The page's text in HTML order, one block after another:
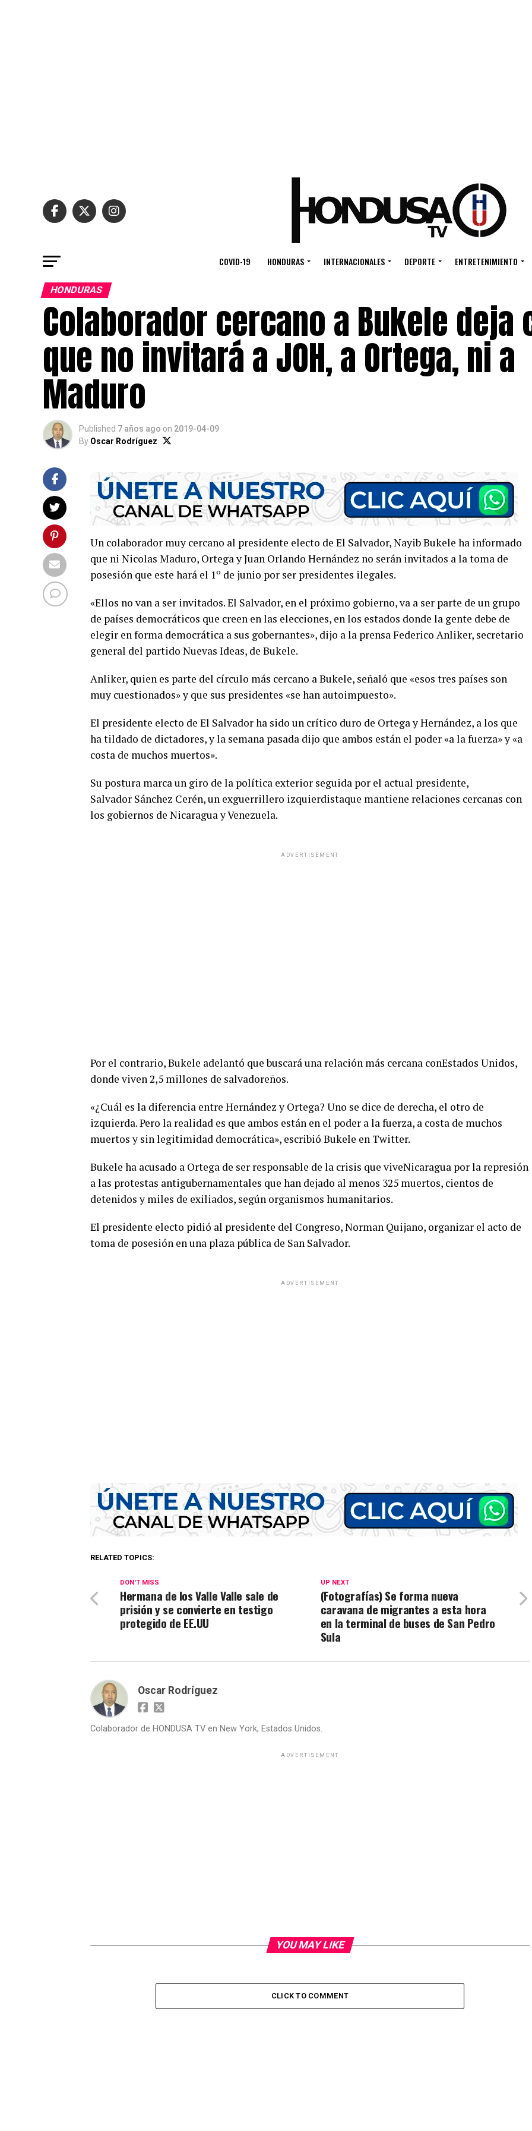
COVID-19 HONDURAS INTERNACIONALES DEPORTE ENTRETENIMIENTO
HONDURAS
Colaborador cercano a Bukele deja
que no invitará a JOH, a Ortega, ni a
Maduro
Published 7 años ago on 2019-04-09
By Oscar Rodríguez
Un colaborador muy cercano al presidente electo de El Salvador, Nayib Bukele ha informado
que ni Nicolas Maduro, Ortega y Juan Orlando Hernández no serán invitados a la toma de
posesión que este hará el 1º de junio por ser presidentes ilegales.
«Ellos no van a ser invitados. El Salvador, en el próximo gobierno, va a ser parte de un grupo
de países democráticos que creen en las elecciones, en los estados donde la gente debe de
elegir en forma democrática a sus gobernantes», dijo a la prensa Federico Anliker, secretario
general del partido Nuevas Ideas, de Bukele.
Anliker, quien es parte del círculo más cercano a Bukele, señaló que «esos tres países son
muy cuestionados» y que sus presidentes «se han autoimpuesto».
El presidente electo de El Salvador ha sido un crítico duro de Ortega y Hernández, a los que
ha tildado de dictadores, y la semana pasada dijo que ambos están el poder «a la fuerza» y «a
costa de muchos muertos».
Su postura marca un giro de la política exterior seguida por el actual presidente,
Salvador Sánchez Cerén, un exguerrillero izquierdistaque mantiene relaciones cercanas con
los gobiernos de Nicaragua y Venezuela.
ADVERTISEMENT
Por el contrario, Bukele adelantó que buscará una relación más cercana conEstados Unidos,
donde viven 2,5 millones de salvadoreños.
«¿Cuál es la diferencia entre Hernández y Ortega? Uno se dice de derecha, el otro de
izquierda. Pero la realidad es que ambos están en el poder a la fuerza, a costa de muchos
muertos y sin legitimidad democrática», escribió Bukele en Twitter.
Bukele ha acusado a Ortega de ser responsable de la crisis que viveNicaragua por la represión
a las protestas antigubernamentales que han dejado al menos 325 muertos, cientos de
detenidos y miles de exiliados, según organismos humanitarios.
El presidente electo pidió al presidente del Congreso, Norman Quijano, organizar el acto de
toma de posesión en una plaza pública de San Salvador.
ADVERTISEMENT
RELATED TOPICS:
UP NEXT
(Fotografías) Se forma nueva
caravana de migrantes a esta hora
en la terminal de buses de San Pedro
Sula
DON'T MISS
Hermana de los Valle Valle sale de
prisión y se convierte en testigo
protegido de EE.UU
Oscar Rodríguez
Colaborador de HONDUSA TV en New York, Estados Unidos.
ADVERTISEMENT
YOU MAY LIKE
CLICK TO COMMENT